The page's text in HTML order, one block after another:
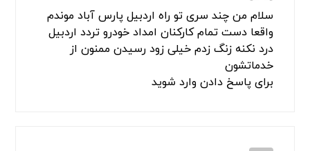
برخورده بود جهت کمک رسانی با امدادخودرو تردد
تماس و درخواست امداد رسانی کردم در کمترین
زمان رفع عیوب نمودن خدماتشان رضایت بخش بود
برای پاسخ دادن وارد شوید